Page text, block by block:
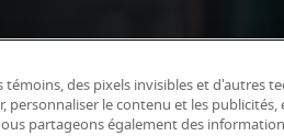
en demande
témoins, des pixels invisibles et d'autres
personnaliser le contenu et les
partageons également des